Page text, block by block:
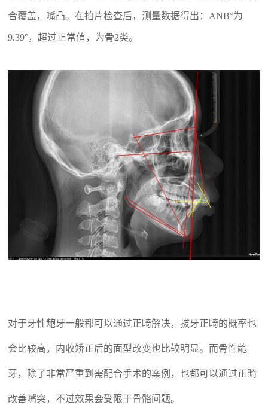
合覆盖，嘴凸。在拍片检查后，测量数据得出：ANB°为
9.39°，超过正常值，为骨2类。
对于牙性龅牙一般都可以通过正畸解决，拔牙正畸的概率也
会比较高，内收矫正后的面型改变也比较明显。而骨性龅
牙，除了非常严重到需配合手术的案例，也都可以通过正畸
改善嘴突，不过效果会受限于骨骼问题。